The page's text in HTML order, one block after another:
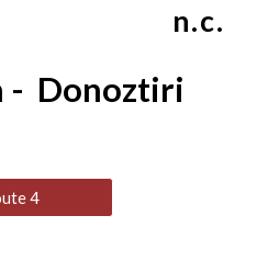
n.c.
- Donoztiri
4